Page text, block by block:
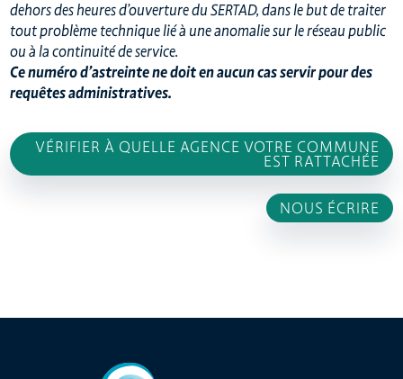
dehors des heures d’ouverture du SERTAD, dans le but de traiter
tout problème technique lié à une anomalie sur le réseau public
ou à la continuité de service.
Ce numéro d’astreinte ne doit en aucun cas servir pour des
requêtes administratives.
VÉRIFIER À QUELLE AGENCE VOTRE COMMUNE
EST RATTACHÉE
NOUS ÉCRIRE